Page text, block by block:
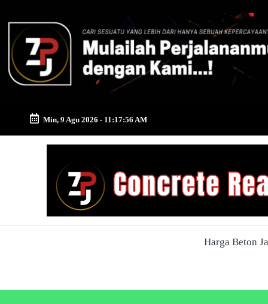
content
Min, 9 Agu 2026 - 11:17:56 AM
Harga Beton